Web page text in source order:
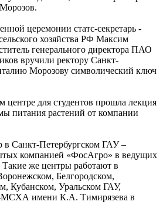
церемонии статс-секретарь -
хозяйства РФ Максим
генерального директора ПАО
вручили ректору Санкт-
Морозову символический ключ
центре для студентов прошла лекция
питания растений от компании
в Санкт-Петербургском ГАУ –
компанией «ФосАгро» в ведущих
Такие же центры работают в
Белгородском,
Кубанском, Уральском ГАУ,
имени К.А. Тимирязева в